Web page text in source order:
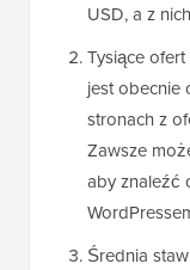
USD, a z
Tysiące
jest obecnie
stronach z
Zawsze
aby znaleźć
Średnia